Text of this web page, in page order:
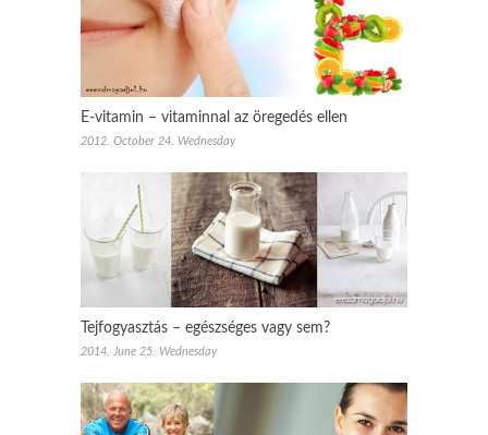
E-vitamin – vitaminnal az öregedés ellen
2012. October 24. Wednesday
Tejfogyasztás – egészséges vagy sem?
2014. June 25. Wednesday